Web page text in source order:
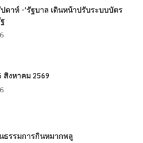
ดาห์ -‘รัฐบาล เดินหน้าปรับระบบบัตร
สิงหาคม 2569
ธรรมการกินหมากพลู